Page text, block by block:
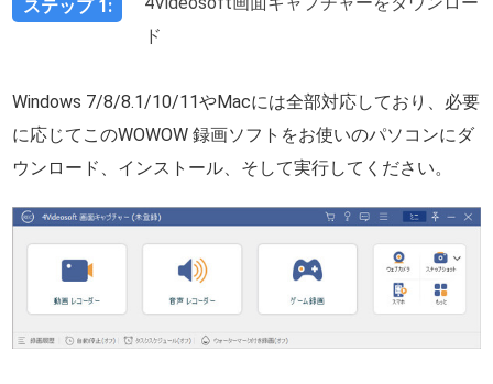
ステップ 1:
ド
Windows 7/8/8.1/10/11やMacには全部対応しており、必要
に応じてこのWOWOW 録画ソフトをお使いのパソコンにダ
ウンロード、インストール、そして実行してください。